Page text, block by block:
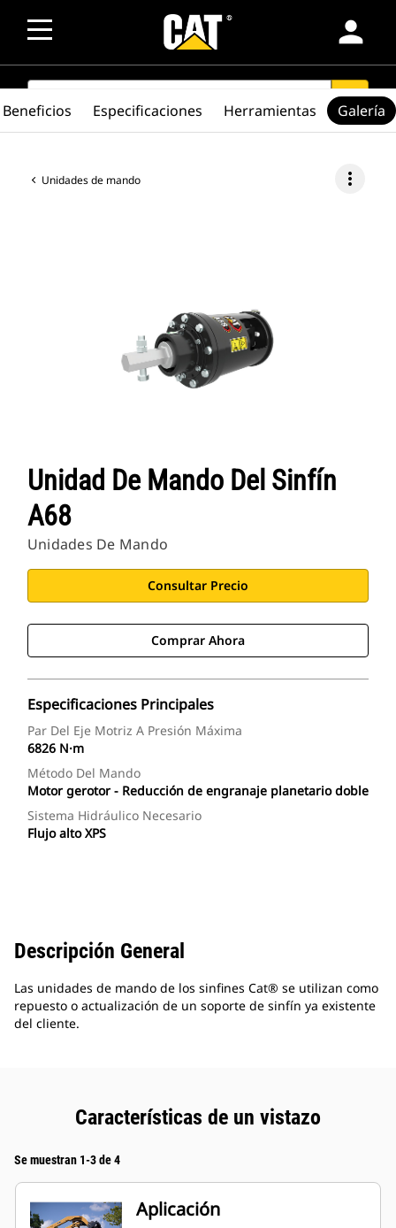
person
SEARCH search
Unidades de mando more_vert
Unidad De Mando Del Sinfín
A68
Unidades De Mando
Consultar Precio
Comprar Ahora
Especificaciones Principales
Par Del Eje Motriz A Presión Máxima
6826 N·m
Método Del Mando
Motor gerotor - Reducción de engranaje planetario doble
Sistema Hidráulico Necesario
Flujo alto XPS
Beneficios Especificaciones Herramientas Galería
Descripción General
Las unidades de mando de los sinfines Cat® se utilizan como
repuesto o actualización de un soporte de sinfín ya existente
del cliente.
Características de un vistazo
Se muestran 1-3 de 4
Aplicación